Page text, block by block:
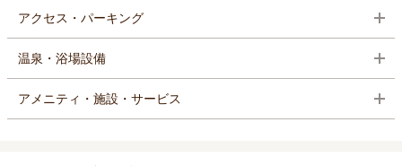
アクセス・パーキング
温泉・浴場設備
アメニティ・施設・サービス